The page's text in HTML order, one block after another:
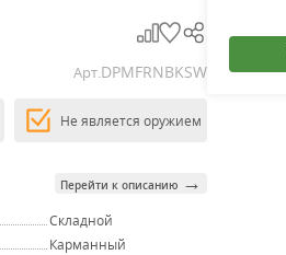
Арт.DPMFRNBKSW
Не является оружием
Перейти к описанию →
Складной
Карманный